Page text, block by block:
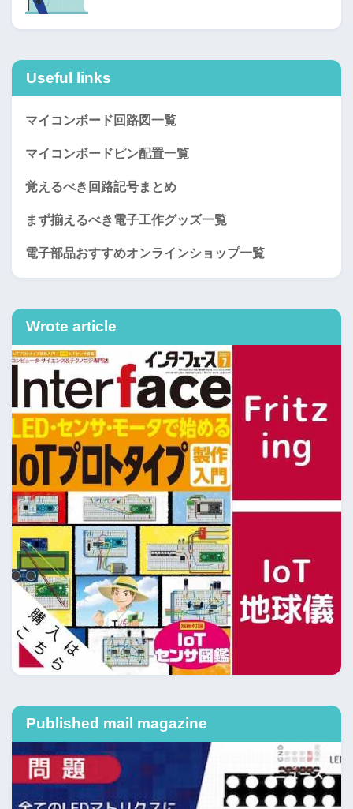
Useful links
マイコンボード回路図一覧
マイコンボードピン配置一覧
覚えるべき回路記号まとめ
まず揃えるべき電子工作グッズ一覧
電子部品おすすめオンラインショップ一覧
Wrote article
Published mail magazine